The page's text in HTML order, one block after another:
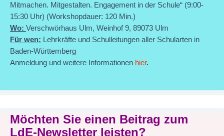
Mitmachen. Mitgestalten. Engagement in der Schule“ (9:00-
15:30 Uhr) (Workshopdauer: 120 Min.)
Wo: Verschwörhaus Ulm, Weinhof 9, 89073 Ulm
Für wen: Lehrkräfte und Schulleitungen aller Schularten in
Baden-Württemberg
Anmeldung und weitere Informationen hier.
Möchten Sie einen Beitrag zum
LdE-Newsletter leisten?